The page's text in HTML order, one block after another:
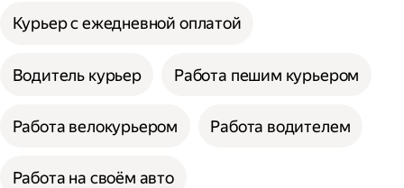
Курьер с ежедневной оплатой
Водитель курьер Работа пешим курьером
Работа велокурьером Работа водителем
Работа на своём авто